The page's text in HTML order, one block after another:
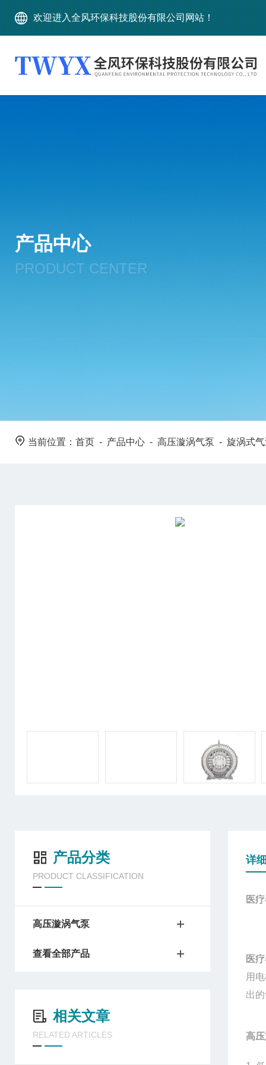
欢迎进入全风环保科技股份有限公司网站！
产品中心
PRODUCT CENTER
当前位置： 首页 - 产品中心 - 高压漩涡气泵 - 旋涡式
产品分类
PRODUCT CLASSIFICATION
高压漩涡气泵
查看全部产品
相关文章
RELATED ARTICLES
详
医
医
用
出
高